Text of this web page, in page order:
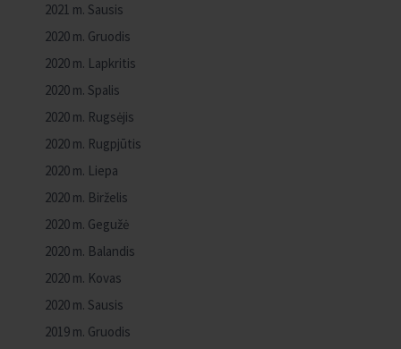
2021 m. Sausis
2020 m. Gruodis
2020 m. Lapkritis
2020 m. Spalis
2020 m. Rugsėjis
2020 m. Rugpjūtis
2020 m. Liepa
2020 m. Birželis
2020 m. Gegužė
2020 m. Balandis
2020 m. Kovas
2020 m. Sausis
2019 m. Gruodis